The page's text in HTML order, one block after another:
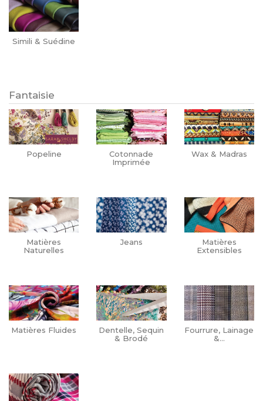
Simili & Suédine
Fantaisie
Popeline
Cotonnade
Imprimée
Wax & Madras
Matières
Naturelles
Jeans
Matières
Extensibles
Matières Fluides
Dentelle, Sequin
& Brodé
Fourrure, Lainage
&...